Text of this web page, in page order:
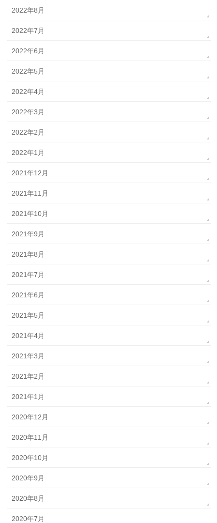
2022年8月
2022年7月
2022年6月
2022年5月
2022年4月
2022年3月
2022年2月
2022年1月
2021年12月
2021年11月
2021年10月
2021年9月
2021年8月
2021年7月
2021年6月
2021年5月
2021年4月
2021年3月
2021年2月
2021年1月
2020年12月
2020年11月
2020年10月
2020年9月
2020年8月
2020年7月